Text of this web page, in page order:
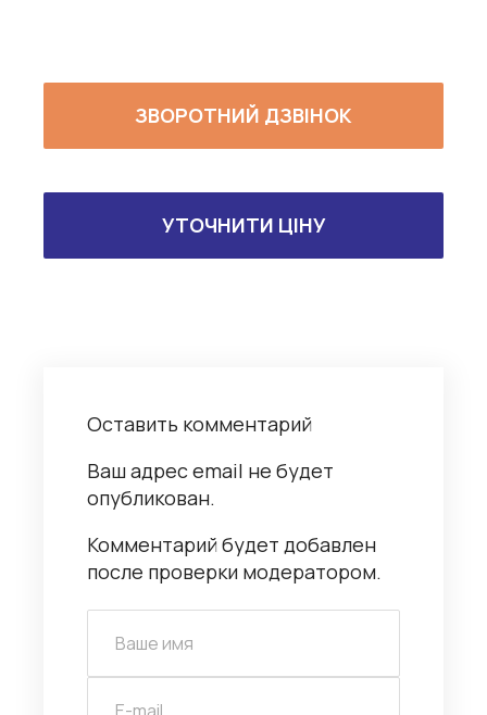
ЗВОРОТНИЙ ДЗВІНОК
УТОЧНИТИ ЦІНУ
Оставить комментарий
Ваш адрес email не будет
опубликован.
Комментарий будет добавлен
после проверки модератором.